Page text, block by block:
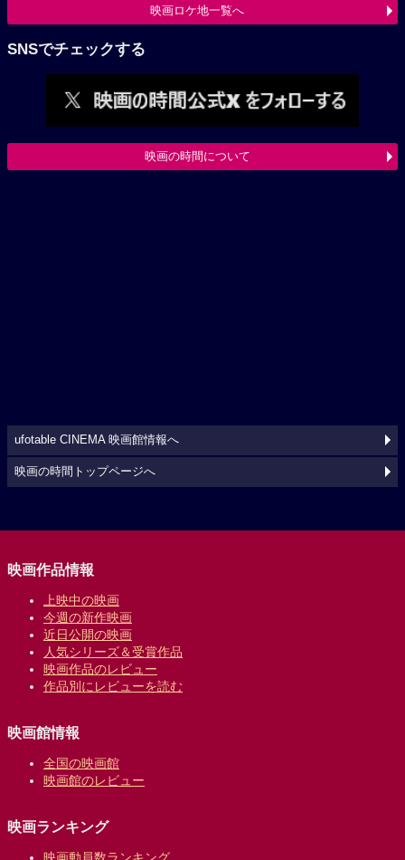
映画ロケ地一覧へ
SNSでチェックする
映画の時間について
ufotable CINEMA 映画館情報へ
映画の時間トップページへ
映画作品情報
上映中の映画
今週の新作映画
近日公開の映画
人気シリーズ＆受賞作品
映画作品のレビュー
作品別にレビューを読む
映画館情報
全国の映画館
映画館のレビュー
映画ランキング
映画動員数ランキング